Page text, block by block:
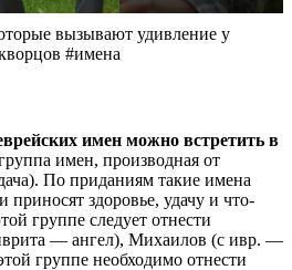
вызывают удивление у
#имена
имен можно встретить в
имен, производная от
По приданиям такие имена
приносят здоровье, удачу и что-
группе следует отнести
— ангел), Михаилов (с ивр. —
группе необходимо отнести